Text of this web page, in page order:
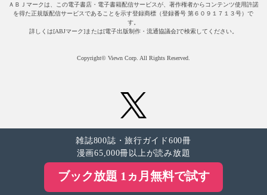
ＡＢＪマークは、この電子書店・電子書籍配信サービスが、著作権者からコンテンツ使用許諾
を得た正規版配信サービスであることを示す登録商標（登録番号 第６０９１７１３号）で
す。
詳しくは[ABJマーク]または[電子出版制作・流通協議会]で検索してください。
Copyright© Viewn Corp. All Rights Reserved.
雑誌800誌・旅行ガイド600冊
漫画65,000冊以上が読み放題
ブック放題 1ヵ月無料で試す